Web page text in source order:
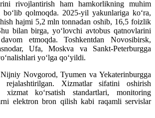
rivojlantirish ham hamkorlikning muhim
bo‘lib qolmoqda. 2025-yil yakunlariga ko‘ra,
hajmi 5,2 mln tonnadan oshib, 16,5 foizlik
bilan birga, yo‘lovchi avtobus qatnovlarini
etmoqda. Toshkentdan Novosibirsk,
Ufa, Moskva va Sankt-Peterburgga
yo‘lga qo‘yildi.
Novgorod, Tyumen va Yekaterinburgga
rejalashtirilgan. Xizmatlar sifatini oshirish
xizmat ko‘rsatish standartlari, monitoring
elektron bron qilish kabi raqamli servislar